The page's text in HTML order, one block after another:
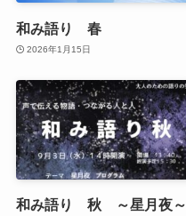
和み語り 春
2026年1月15日
和み語り 秋 ～星月夜～